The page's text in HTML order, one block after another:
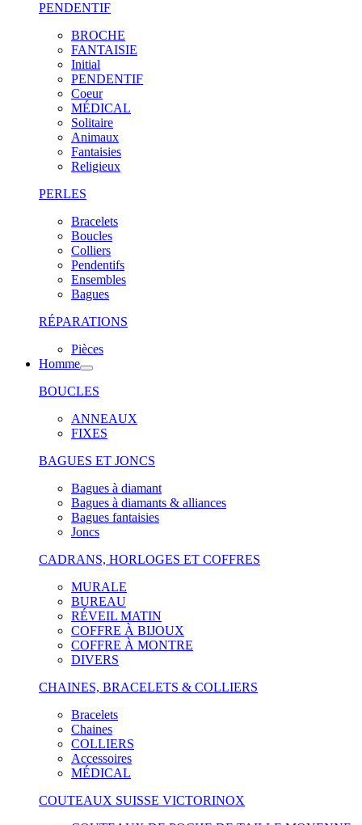
PENDENTIF
BROCHE
FANTAISIE
Initial
PENDENTIF
Coeur
MÉDICAL
Solitaire
Animaux
Fantaisies
Religieux
PERLES
Bracelets
Boucles
Colliers
Pendentifs
Ensembles
Bagues
RÉPARATIONS
Pièces
Homme
BOUCLES
ANNEAUX
FIXES
BAGUES ET JONCS
Bagues à diamant
Bagues à diamants & alliances
Bagues fantaisies
Joncs
CADRANS, HORLOGES ET COFFRES
MURALE
BUREAU
RÉVEIL MATIN
COFFRE À BIJOUX
COFFRE À MONTRE
DIVERS
CHAINES, BRACELETS & COLLIERS
Bracelets
Chaines
COLLIERS
Accessoires
MÉDICAL
COUTEAUX SUISSE VICTORINOX